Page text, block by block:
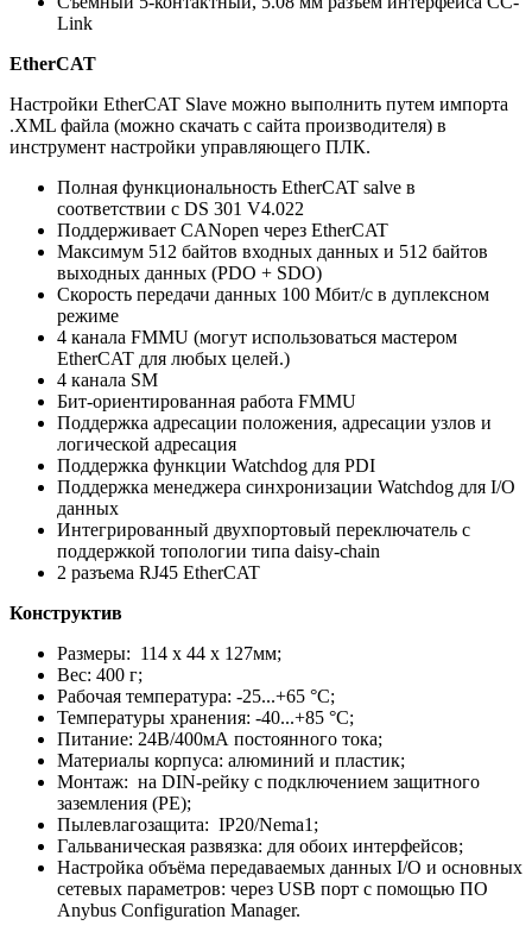
Link
EtherCAT
Настройки EtherCAT Slave можно выполнить путем импорта
.XML файла (можно скачать с сайта производителя) в
инструмент настройки управляющего ПЛК.
Полная функциональность EtherCAT salve в
соответствии с DS 301 V4.022
Поддерживает CANopen через EtherCAT
Максимум 512 байтов входных данных и 512 байтов
выходных данных (PDO + SDO)
Скорость передачи данных 100 Мбит/с в дуплексном
режиме
4 канала FMMU (могут использоваться мастером
EtherCAT для любых целей.)
4 канала SM
Бит-ориентированная работа FMMU
Поддержка адресации положения, адресации узлов и
логической адресация
Поддержка функции Watchdog для PDI
Поддержка менеджера синхронизации Watchdog для I/O
данных
Интегрированный двухпортовый переключатель с
поддержкой топологии типа daisy-chain
2 разъема RJ45 EtherCAT
Конструктив
Размеры: 114 x 44 x 127мм;
Вес: 400 г;
Рабочая температура: -25...+65 °C;
Температуры хранения: -40...+85 °C;
Питание: 24В/400мА постоянного тока;
Материалы корпуса: алюминий и пластик;
Монтаж: на DIN-рейку с подключением защитного
заземления (РЕ);
Пылевлагозащита: IP20/Nema1;
Гальваническая развязка: для обоих интерфейсов;
Настройка объёма передаваемых данных I/O и основных
сетевых параметров: через USB порт с помощью ПО
Anybus Configuration Manager.